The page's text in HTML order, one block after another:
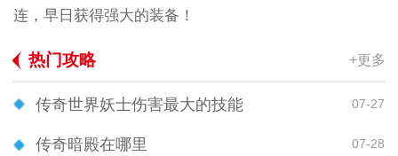
连，早日获得强大的装备！
热门攻略 +更多
传奇世界妖士伤害最大的技能 07-27
传奇暗殿在哪里 07-28